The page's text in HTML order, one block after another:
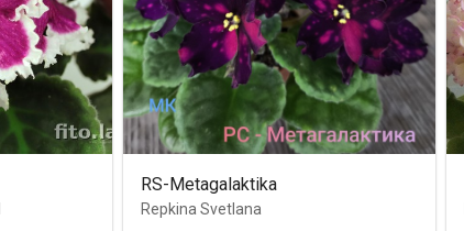
RS-Metagalaktika
Repkina Svetlana